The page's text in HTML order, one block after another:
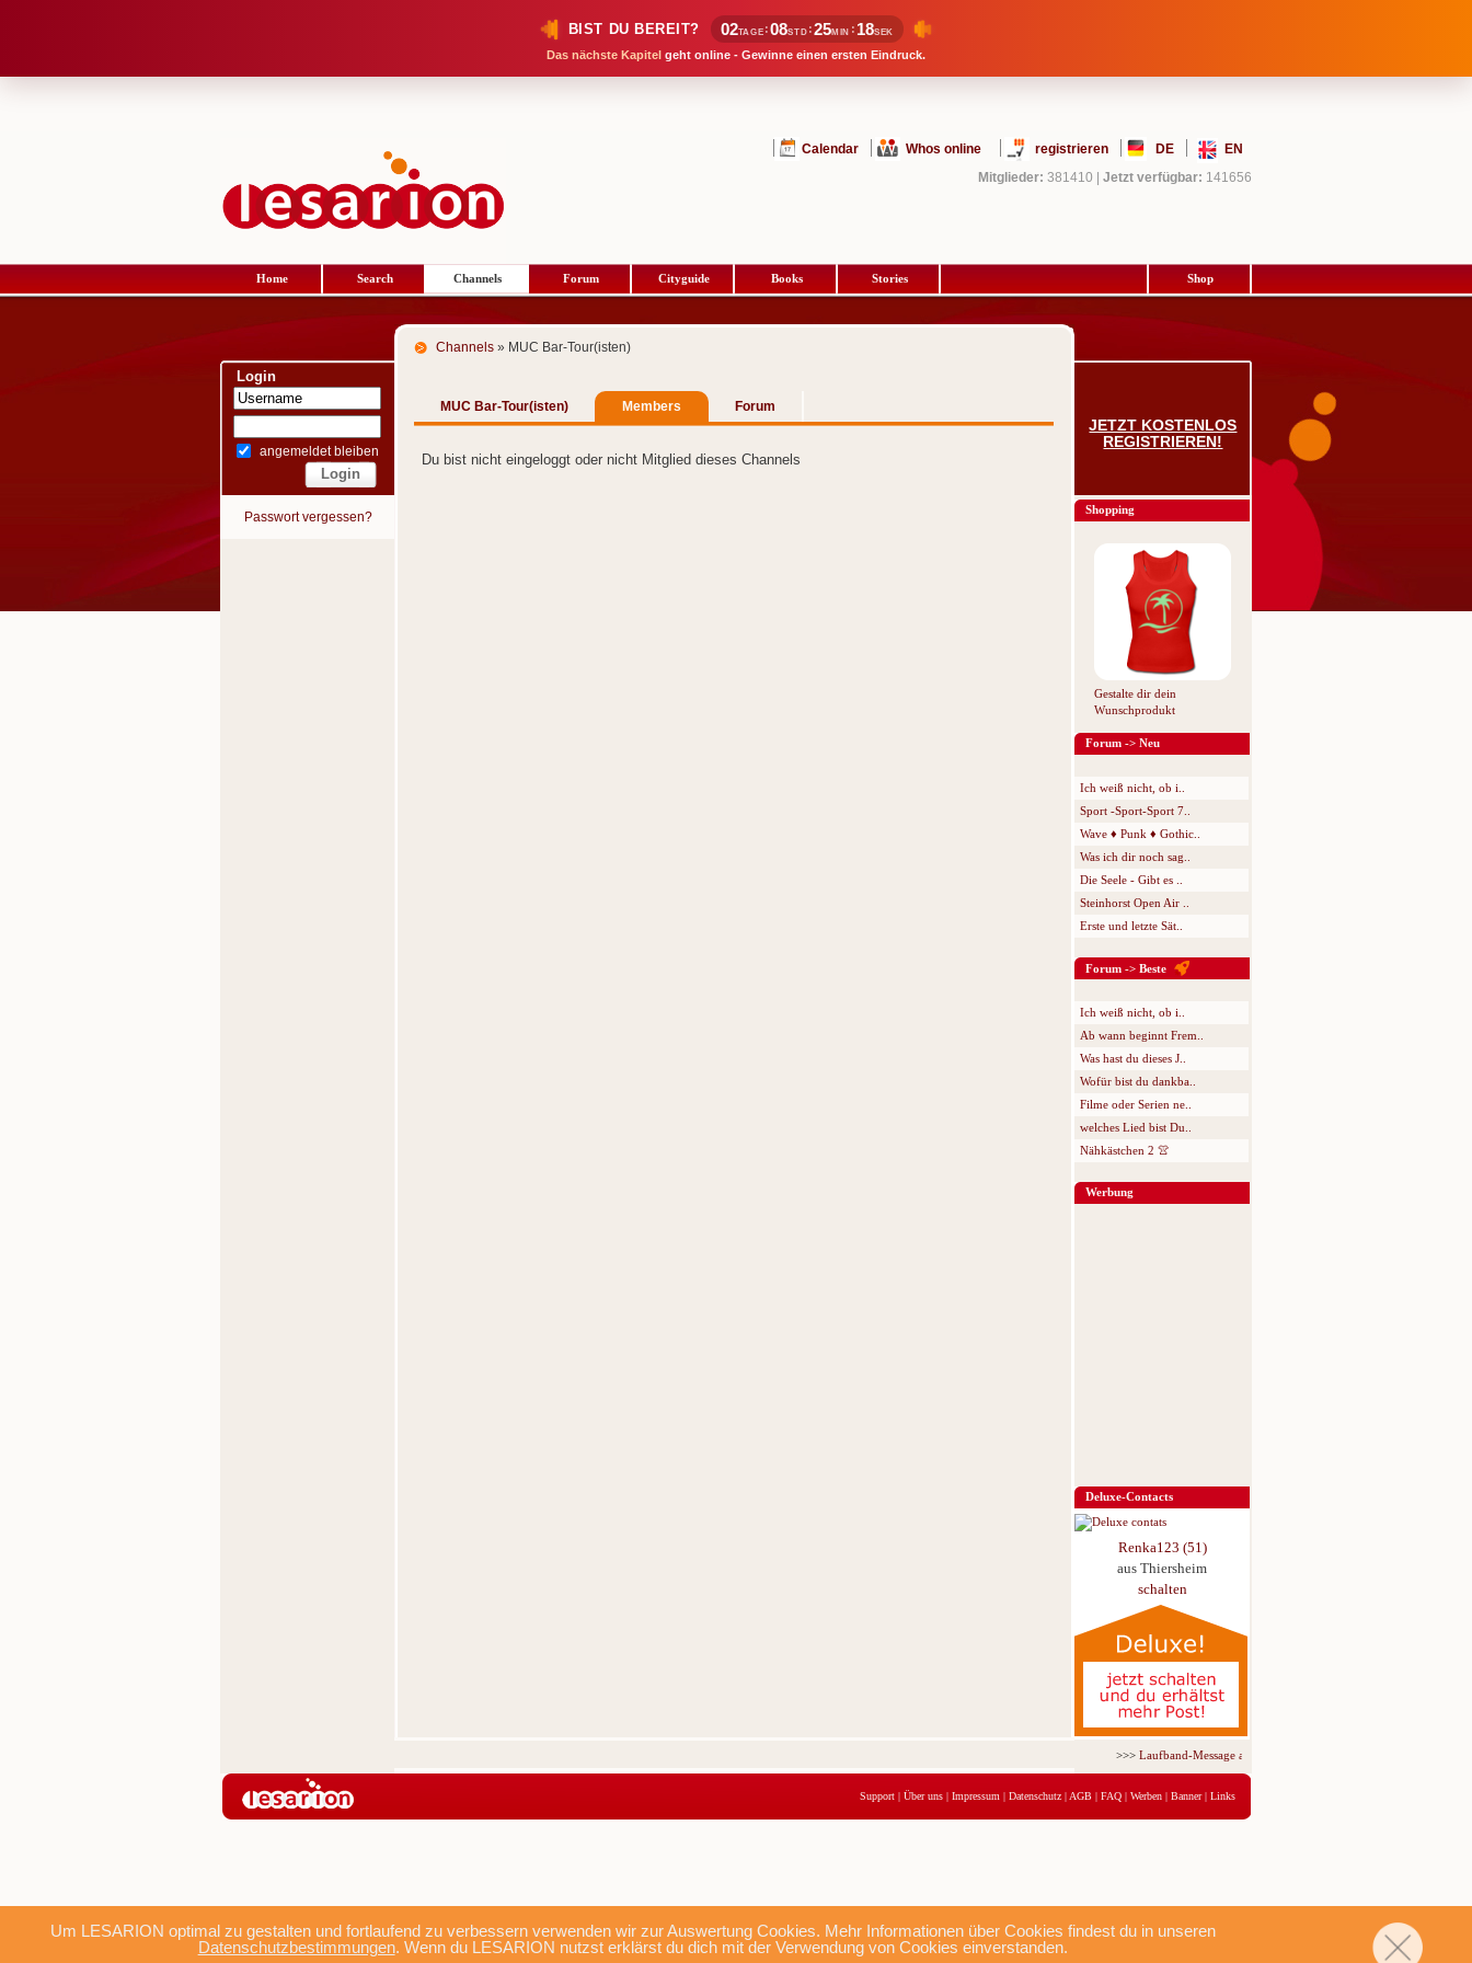
BIST DU BEREIT? 02TAGE :08STD :25MIN : 17SEK
Das nächste Kapitel geht online - Gewinne einen ersten Eindruck.
Um LESARION optimal zu gestalten und fortlaufend zu verbessern verwenden wir zur Auswertung Cookies. Mehr Informationen über Cookies findest du in unseren
Datenschutzbestimmungen. Wenn du LESARION nutzst erklärst du dich mit der Verwendung von Cookies einverstanden.
Calendar Whos online registrieren DE
EN
Mitglieder: 381410 Jetzt verfügbar: 141656
Home Search Channels Forum Cityguide Books Stories Shop
Login
angemeldet bleiben
Passwort vergessen?
Channels » MUC Bar-Tour(isten)
MUC Bar-Tour(isten) Members Forum
Du bist nicht eingeloggt oder nicht Mitglied dieses Channels
JETZT KOSTENLOS
REGISTRIEREN!
Shopping
Gestalte dir dein
Wunschprodukt
Forum -> Neu
Ich weiß nicht, ob i..
Sport -Sport-Sport 7..
Wave ♦ Punk ♦ Gothic..
Was ich dir noch sag..
Die Seele - Gibt es ..
Steinhorst Open Air ..
Erste und letzte Sät..
Forum -> Beste
Ich weiß nicht, ob i..
Ab wann beginnt Frem..
Was hast du dieses J..
Wofür bist du dankba..
Filme oder Serien ne..
welches Lied bist Du..
Nähkästchen 2 👚
Werbung
Deluxe-Contacts
Renka123 (51)
aus Thiersheim
schalten
>>>Laufband-Message ab nur 5,95 € für 3 Tage!
Support | Über uns | Impressum | Datenschutz | AGB | FAQ | Werben | Banner| Links